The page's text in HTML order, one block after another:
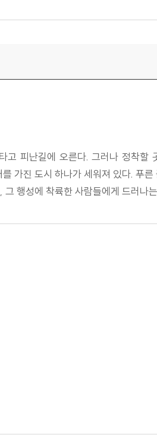
피난길에 오른다. 그러나 정착할
가진 도시 하나가 세워져 있다. 푸
행성에 착륙한 사람들에게 드러나